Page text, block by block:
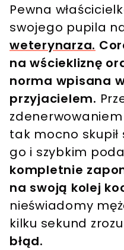
Pewna
swojego pupila
weterynarza.
na wściekliznę
norma wpisana
przyjacielem.
tak mocno
go i szybkim
kompletnie
na swoją kolej
nieświadomy
kilku sekund
błąd.